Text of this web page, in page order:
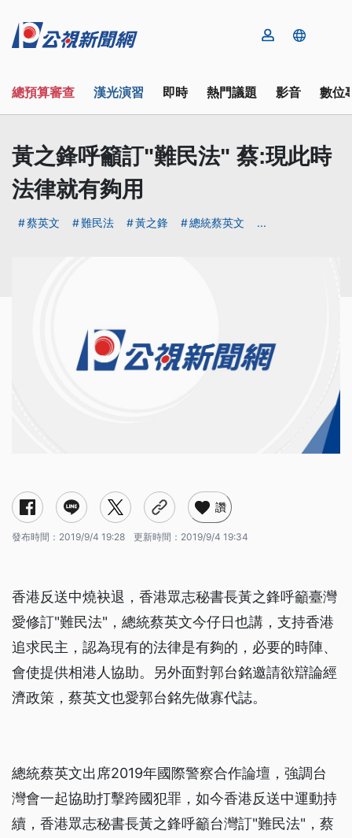
總預算審查 漢光演習 即時 熱門議題 影音 數位
黃之鋒呼籲訂"難民法" 蔡:現此時
法律就有夠用
蔡英文 難民法 黃之鋒 總統蔡英文 ...
讚
發布時間： 2019/9/4 19:28 更新時間： 2019/9/4 19:34
香港反送中燒袂退，香港眾志秘書長黃之鋒呼籲臺灣
愛修訂"難民法"，總統蔡英文今仔日也講，支持香港
追求民主，認為現有的法律是有夠的，必要的時陣、
會使提供相港人協助。另外面對郭台銘邀請欲辯論經
濟政策，蔡英文也愛郭台銘先做寡代誌。
總統蔡英文出席2019年國際警察合作論壇，強調台
灣會一起協助打擊跨國犯罪，如今香港反送中運動持
續，香港眾志秘書長黃之鋒呼籲台灣訂"難民法"，蔡